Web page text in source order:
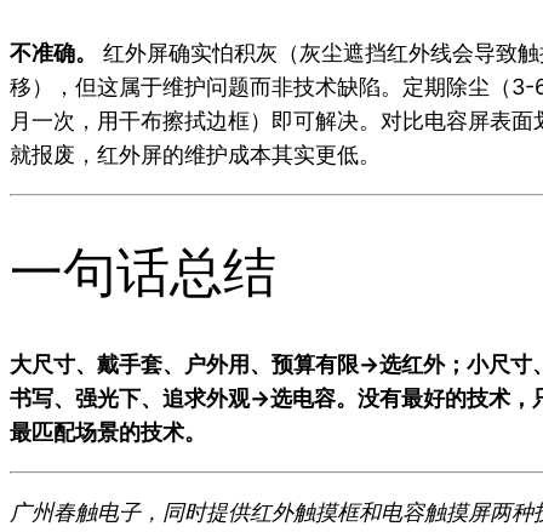
不准确。
红外屏确实怕积灰（灰尘遮挡红外线会导致
移），但这属于维护问题而非技术缺陷。定期除尘（3-
月一次，用干布擦拭边框）即可解决。对比电容屏表面
就报废，红外屏的维护成本其实更低。
一句话总结
大尺寸、戴手套、户外用、预算有限→选红外；小尺寸
书写、强光下、追求外观→选电容。没有最好的技术，
最匹配场景的技术。
广州春触电子，同时提供红外触摸框和电容触摸屏两种